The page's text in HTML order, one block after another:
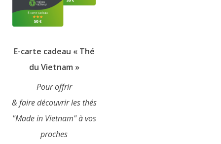
Qui
nous
?
Témoignages
E-carte cadeau « Thé
du Vietnam »
Pour offrir
& faire découvrir les thés
"Made in Vietnam" à vos
proches